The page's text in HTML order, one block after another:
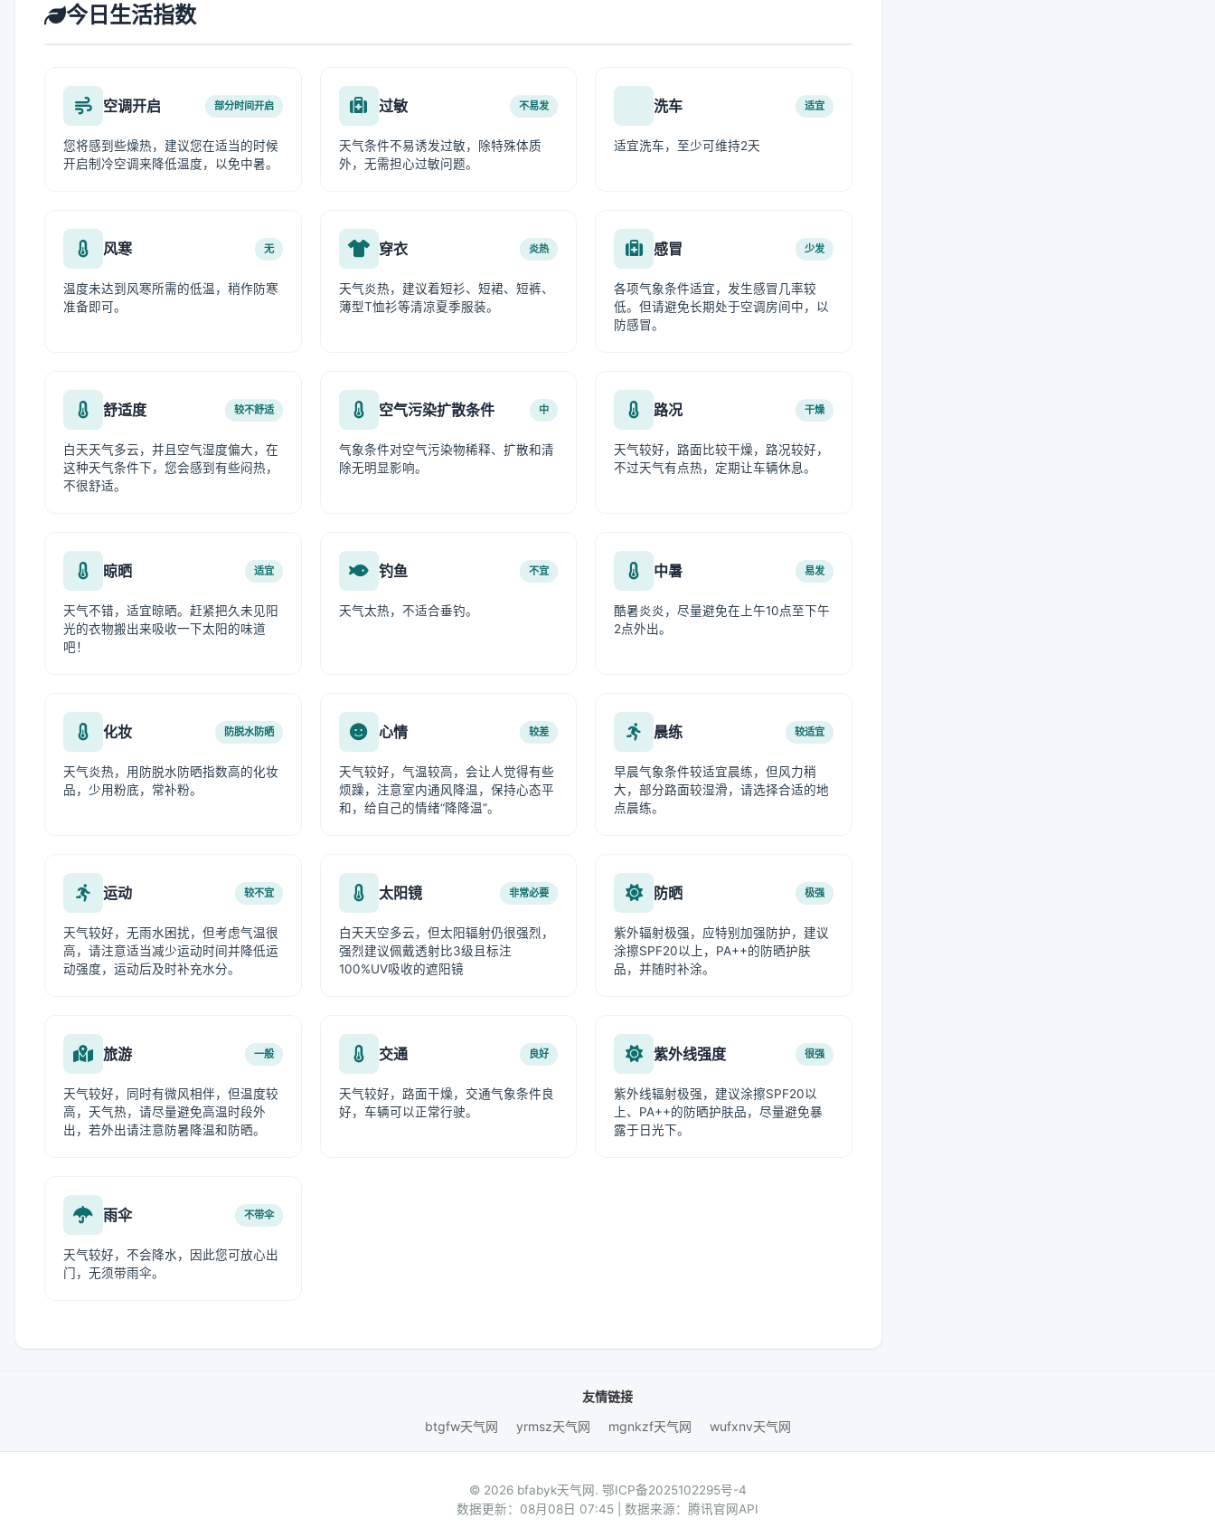
今日生活指数
空调开启 部分时间开启
您将感到些燥热，建议您在适当的时候
开启制冷空调来降低温度，以免中暑。
过敏 不易发
天气条件不易诱发过敏，除特殊体质
外，无需担心过敏问题。
洗车 适宜
适宜洗车，至少可维持2天
风寒 无
温度未达到风寒所需的低温，稍作防寒
准备即可。
穿衣 炎热
天气炎热，建议着短衫、短裙、短裤、
薄型T恤衫等清凉夏季服装。
感冒 少发
各项气象条件适宜，发生感冒几率较
低。但请避免长期处于空调房间中，以
防感冒。
舒适度 较不舒适
白天天气多云，并且空气湿度偏大，在
这种天气条件下，您会感到有些闷热，
不很舒适。
空气污染扩散条件 中
气象条件对空气污染物稀释、扩散和清
除无明显影响。
路况 干燥
天气较好，路面比较干燥，路况较好，
不过天气有点热，定期让车辆休息。
晾晒 适宜
天气不错，适宜晾晒。赶紧把久未见阳
光的衣物搬出来吸收一下太阳的味道
吧！
钓鱼 不宜
天气太热，不适合垂钓。
中暑 易发
酷暑炎炎，尽量避免在上午10点至下午
2点外出。
化妆 防脱水防晒
天气炎热，用防脱水防晒指数高的化妆
品，少用粉底，常补粉。
心情 较差
天气较好，气温较高，会让人觉得有些
烦躁，注意室内通风降温，保持心态平
和，给自己的情绪“降降温”。
晨练 较适宜
早晨气象条件较适宜晨练，但风力稍
大，部分路面较湿滑，请选择合适的地
点晨练。
运动 较不宜
天气较好，无雨水困扰，但考虑气温很
高，请注意适当减少运动时间并降低运
动强度，运动后及时补充水分。
太阳镜 非常必要
白天天空多云，但太阳辐射仍很强烈，
强烈建议佩戴透射比3级且标注
100%UV吸收的遮阳镜
防晒 极强
紫外辐射极强，应特别加强防护，建议
涂擦SPF20以上，PA++的防晒护肤
品，并随时补涂。
旅游 一般
天气较好，同时有微风相伴，但温度较
高，天气热，请尽量避免高温时段外
出，若外出请注意防暑降温和防晒。
交通 良好
天气较好，路面干燥，交通气象条件良
好，车辆可以正常行驶。
紫外线强度 很强
紫外线辐射极强，建议涂擦SPF20以
上、PA++的防晒护肤品，尽量避免暴
露于日光下。
雨伞 不带伞
天气较好，不会降水，因此您可放心出
门，无须带雨伞。
友情链接
btgfw天气网
yrmsz天气网 mgnkzf天气网 wufxnv天气网
© 2026 bfabyk天气网. 鄂ICP备2025102295号-4
数据更新：08月08日 07:45 | 数据来源：腾讯官网API